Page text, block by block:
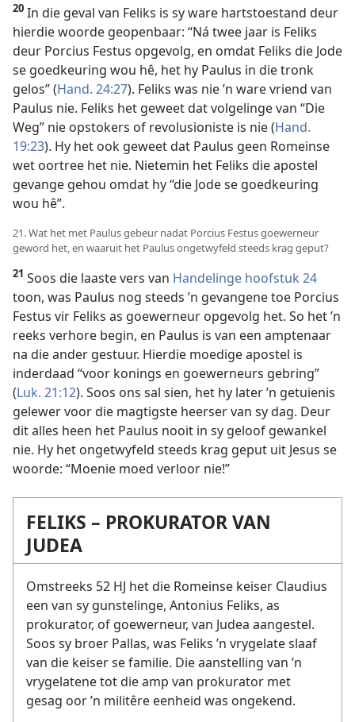
20 In die geval van Feliks is sy ware hartstoestand deur
hierdie woorde geopenbaar: “Ná twee jaar is Feliks
deur Porcius Festus opgevolg, en omdat Feliks die Jode
se goedkeuring wou hê, het hy Paulus in die tronk
gelos” (Hand. 24:27). Feliks was nie ’n ware vriend van
Paulus nie. Feliks het geweet dat volgelinge van “Die
Weg” nie opstokers of revolusioniste is nie (Hand.
19:23). Hy het ook geweet dat Paulus geen Romeinse
wet oortree het nie. Nietemin het Feliks die apostel
gevange gehou omdat hy “die Jode se goedkeuring
wou hê”.
21. Wat het met Paulus gebeur nadat Porcius Festus goewerneur
geword het, en waaruit het Paulus ongetwyfeld steeds krag geput?
21 Soos die laaste vers van Handelinge hoofstuk 24
toon, was Paulus nog steeds ’n gevangene toe Porcius
Festus vir Feliks as goewerneur opgevolg het. So het ’n
reeks verhore begin, en Paulus is van een amptenaar
na die ander gestuur. Hierdie moedige apostel is
inderdaad “voor konings en goewerneurs gebring”
(Luk. 21:12). Soos ons sal sien, het hy later ’n getuienis
gelewer voor die magtigste heerser van sy dag. Deur
dit alles heen het Paulus nooit in sy geloof gewankel
nie. Hy het ongetwyfeld steeds krag geput uit Jesus se
woorde: “Moenie moed verloor nie!”
FELIKS – PROKURATOR VAN
JUDEA
Omstreeks 52 HJ het die Romeinse keiser Claudius
een van sy gunstelinge, Antonius Feliks, as
prokurator, of goewerneur, van Judea aangestel.
Soos sy broer Pallas, was Feliks ’n vrygelate slaaf
van die keiser se familie. Die aanstelling van ’n
vrygelatene tot die amp van prokurator met
gesag oor ’n militêre eenheid was ongekend.